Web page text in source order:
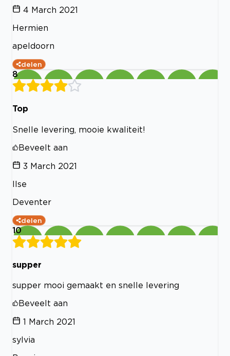
4 March 2021
Hermien
apeldoorn
delen
8
Top
Snelle levering, mooie kwaliteit!
Beveelt aan
3 March 2021
Ilse
Deventer
delen
10
supper
supper mooi gemaakt en snelle levering
Beveelt aan
1 March 2021
sylvia